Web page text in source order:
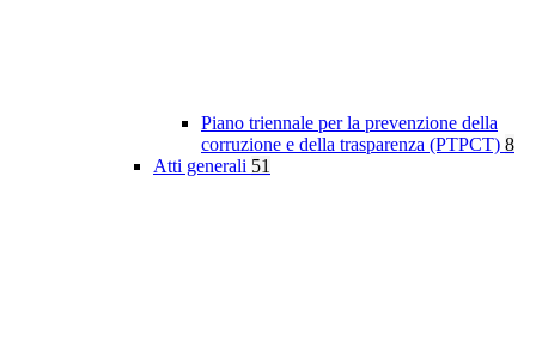
Piano triennale per la prevenzione della
corruzione e della trasparenza (PTPCT) 8
Atti generali 51